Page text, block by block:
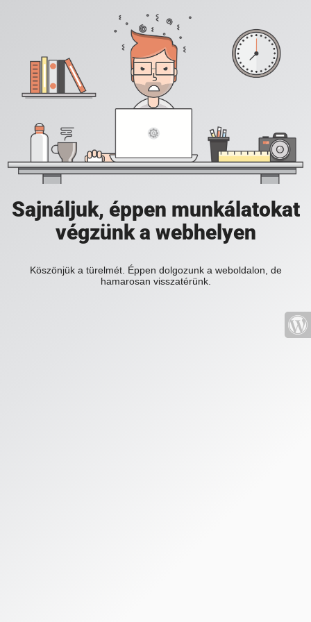
Sajnáljuk, éppen munkálatokat
végzünk a webhelyen
Köszönjük a türelmét. Éppen dolgozunk a weboldalon, de
hamarosan visszatérünk.